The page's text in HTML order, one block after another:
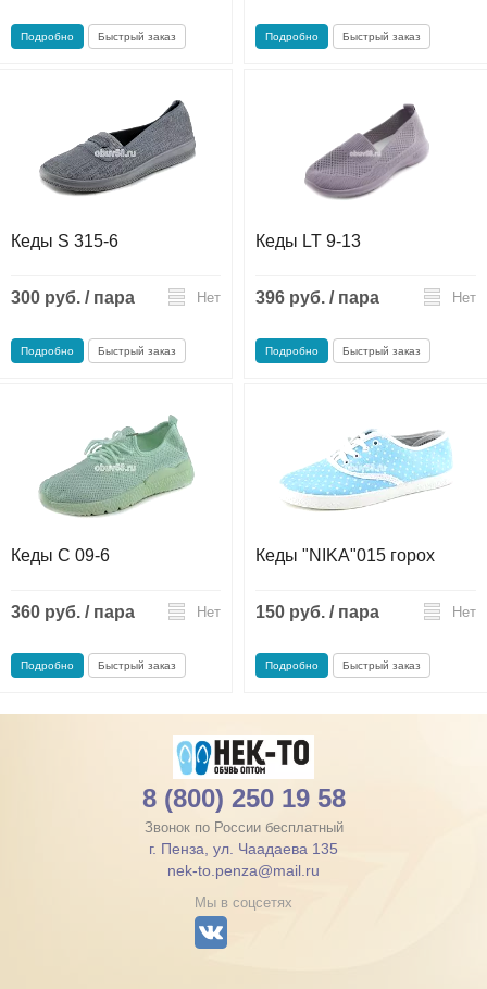
Подробно Быстрый заказ Подробно Быстрый заказ
Кеды S 315-6
300 руб. / пара Нет
Подробно Быстрый заказ
Кеды LT 9-13
396 руб. / пара Нет
Подробно Быстрый заказ
Кеды С 09-6
360 руб. / пара Нет
Подробно Быстрый заказ
Кеды "NIKA"015 горох
150 руб. / пара Нет
Подробно Быстрый заказ
8 (800) 250 19 58
Звонок по России бесплатный
г. Пенза, ул. Чаадаева 135
nek-to.penza@mail.ru
Мы в соцсетях